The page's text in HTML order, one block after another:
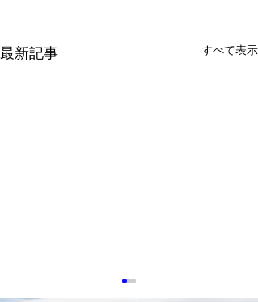
最新記事 すべて表示